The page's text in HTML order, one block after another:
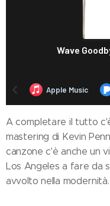
A completare il tutto
mastering di Kevin
canzone c'è anche un
Los Angeles a fare da
avvolto nella modernità.